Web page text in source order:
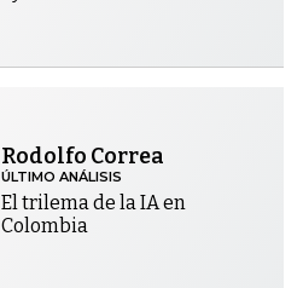
Rodolfo Correa
ÚLTIMO ANÁLISIS
El trilema de la IA en
Colombia